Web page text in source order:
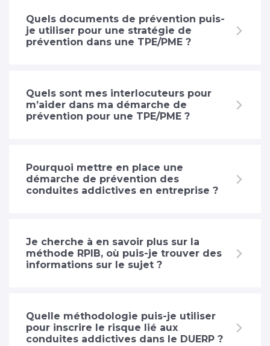
Quels documents de prévention puis-
je utiliser pour une stratégie de
prévention dans une TPE/PME ?
Quels sont mes interlocuteurs pour
m’aider dans ma démarche de
prévention pour une TPE/PME ?
Pourquoi mettre en place une
démarche de prévention des
conduites addictives en entreprise ?
Je cherche à en savoir plus sur la
méthode RPIB, où puis-je trouver des
informations sur le sujet ?
Quelle méthodologie puis-je utiliser
pour inscrire le risque lié aux
conduites addictives dans le DUERP ?